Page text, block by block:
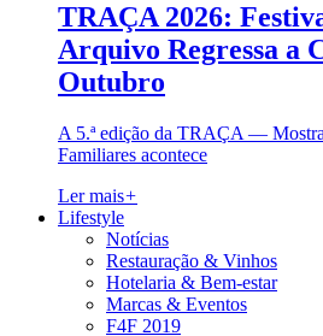
TRAÇA 2026:
Arquivo Regressa a
Outubro
A 5.ª edição da TRAÇA —
Familiares acontece
Ler mais+
Lifestyle
Notícias
Restauração & Vinhos
Hotelaria & Bem-estar
Marcas & Eventos
F4F 2019